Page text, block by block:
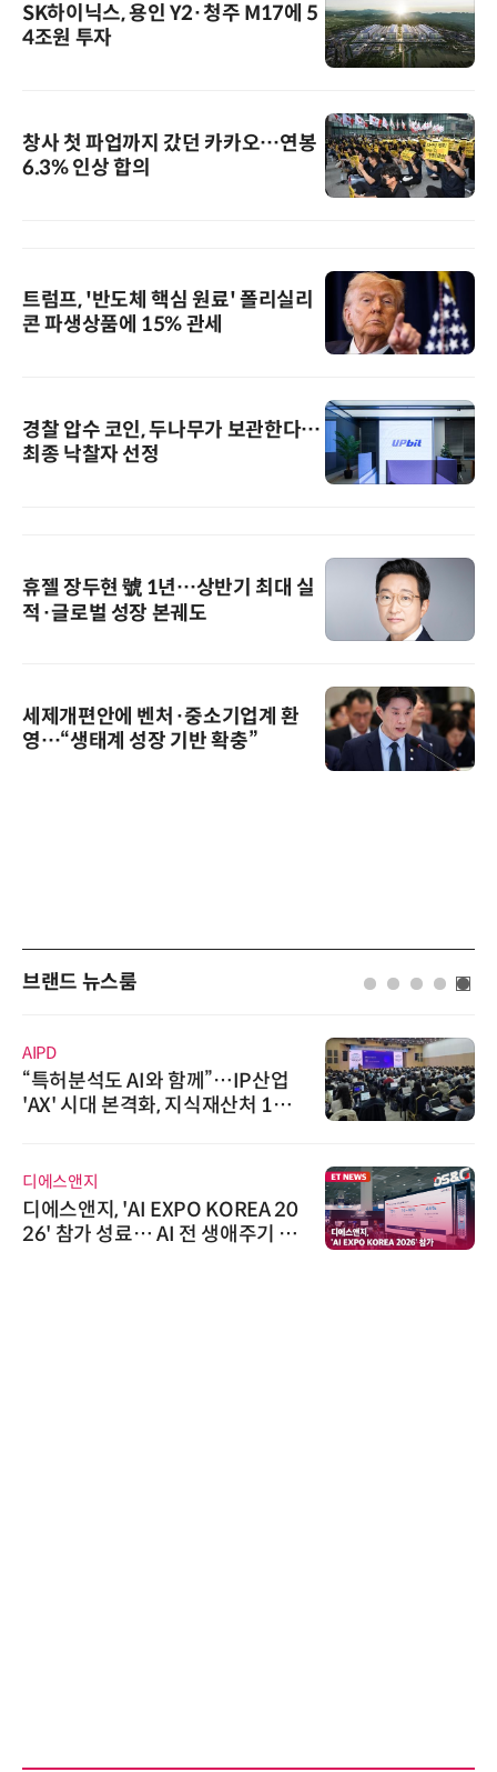
SK하이닉스, 용인 Y2·청주 M17에 5
4조원 투자
창사 첫 파업까지 갔던 카카오…연봉
6.3% 인상 합의
트럼프, '반도체 핵심 원료' 폴리실리
콘 파생상품에 15% 관세
경찰 압수 코인, 두나무가 보관한다…
최종 낙찰자 선정
휴젤 장두현 號 1년…상반기 최대 실
적·글로벌 성장 본궤도
세제개편안에 벤처·중소기업계 환
영…“생태계 성장 기반 확충”
브랜드 뉴스룸
AIPD
“특허분석도 AI와 함께”…IP산업
'AX' 시대 본격화, 지식재산처 1호
디에스앤지
디에스앤지, 'AI EXPO KOREA 20
26' 참가 성료… AI 전 생애주기 아